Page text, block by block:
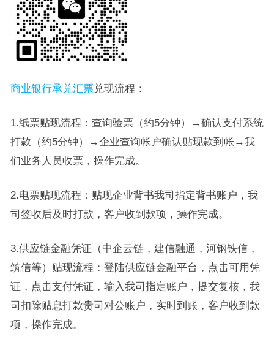
商业银行承兑汇票兑现流程：
1.纸票贴现流程：查询验票（约5分钟）→确认支付系统
打款（约5分钟）→企业查询帐户确认贴现款到帐→我
们业务人员收票，操作完成。
2.电票贴现流程：贴现企业背书我司指定背书账户，我
司签收后及时打款，客户收到款项，操作完成。
3.供应链金融凭证（中企云链，建信融通，河钢铁信，
筑信等）贴现流程：登陆供应链金融平台，点击可用凭
证，点击支付凭证，输入我司指定账户，提交复核，我
司扣除贴息打款贵司对公账户，实时到账，客户收到款
项，操作完成。